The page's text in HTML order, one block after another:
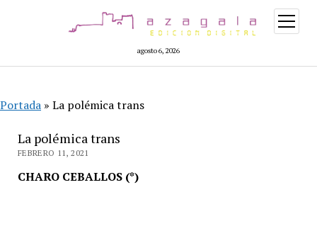
agosto 6, 2026
abrir
menú
Portada » La polémica trans
La polémica trans
FEBRERO 11, 2021
CHARO CEBALLOS (*)